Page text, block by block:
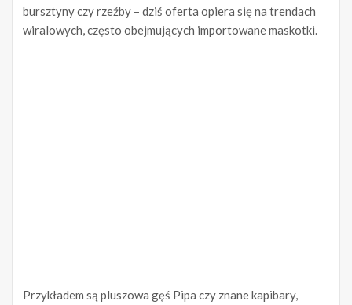
bursztyny czy rzeźby – dziś oferta opiera się na trendach
wiralowych, często obejmujących importowane maskotki.
Przykładem są pluszowa gęś Pipa czy znane kapibary,